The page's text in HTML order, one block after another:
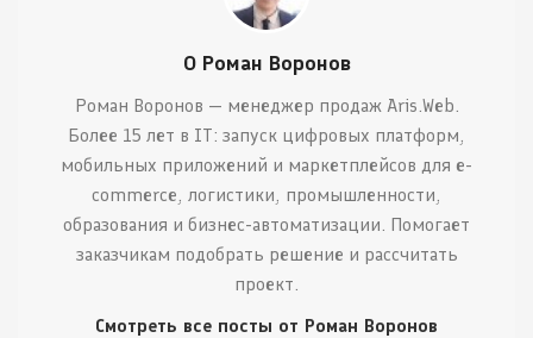
О Роман Воронов
Роман Воронов — менеджер продаж Aris.Web.
Более 15 лет в IT: запуск цифровых платформ,
мобильных приложений и маркетплейсов для e-
commerce, логистики, промышленности,
образования и бизнес-автоматизации. Помогает
заказчикам подобрать решение и рассчитать
проект.
Смотреть все посты от Роман Воронов